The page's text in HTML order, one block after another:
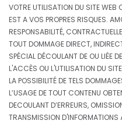
VOTRE UTILISATION DU SITE WEB
EST A VOS PROPRES RISQUES.
RESPONSABILITÉ,
TOUT DOMMAGE DIRECT,
SPÉCIAL DÉCOULANT DE OU LIÉE
L'ACCÈS OU L'UTILISATION DU
LA POSSIBILITÉ DE TELS
L’USAGE DE TOUT CONTENU
DECOULANT D’ERREURS,
TRANSMISSION D'INFORMATIONS